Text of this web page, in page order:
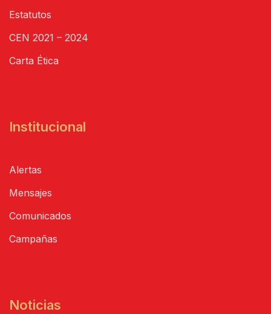
Estatutos
CEN 2021 – 2024
Carta Ética
Institucional
Alertas
Mensajes
Comunicados
Campañas
Noticias